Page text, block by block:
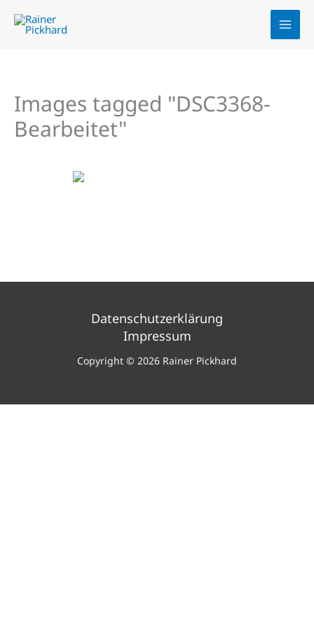
Inhalt
Images tagged "DSC3368-
Bearbeitet"
Datenschutzerklärung
Impressum
Copyright © 2026 Rainer Pickhard